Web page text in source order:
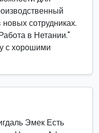
сотрудниках.
в Нетании."
с хорошими
Эмек Есть